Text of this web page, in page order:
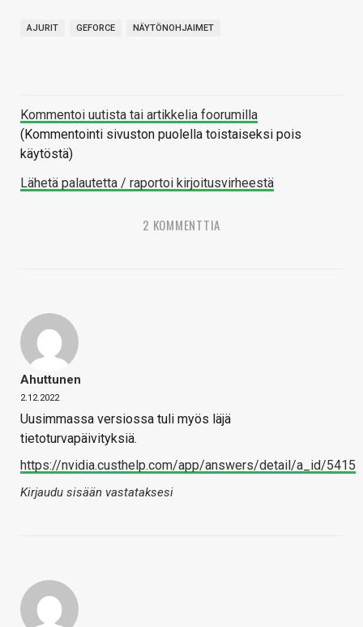
AJURIT GEFORCE NÄYTÖNOHJAIMET
Kommentoi uutista tai artikkelia foorumilla
(Kommentointi sivuston puolella toistaiseksi pois
käytöstä)
Lähetä palautetta / raportoi kirjoitusvirheestä
2 KOMMENTTIA
Ahuttunen
2.12.2022
Uusimmassa versiossa tuli myös läjä
tietoturvapäivityksiä.
https://nvidia.custhelp.com/app/answers/detail/a_id/5415
Kirjaudu sisään vastataksesi